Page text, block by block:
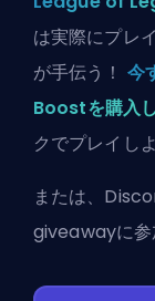
は実際にプレ
が手伝う！ 今
Boostを購入
クでプレイし
または、
giveawayに参